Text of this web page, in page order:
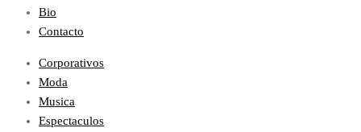
Bio
Contacto
Corporativos
Moda
Musica
Espectaculos